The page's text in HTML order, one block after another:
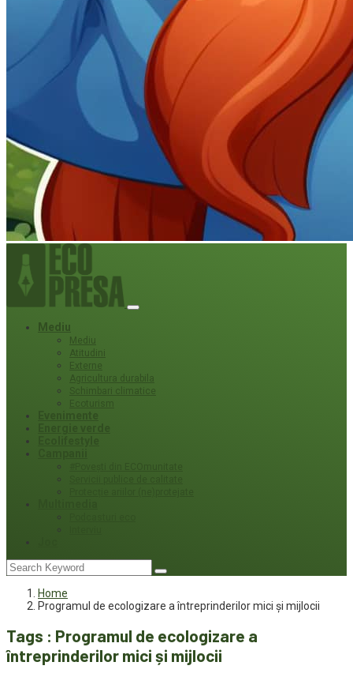
Mediu
Mediu
Atitudini
Externe
Agricultura durabila
Schimbari climatice
Ecoturism
Home
Programul de ecologizare a întreprinderilor mici și mijlocii
Tags : Programul de ecologizare a
întreprinderilor mici și mijlocii